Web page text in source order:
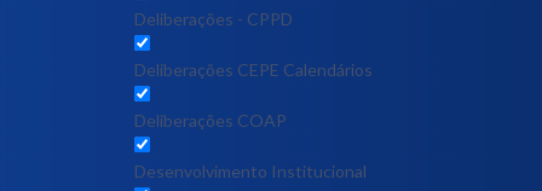
Deliberações - CPPD
Deliberações CEPE Calendários
Deliberações COAP
Desenvolvimento Institucional